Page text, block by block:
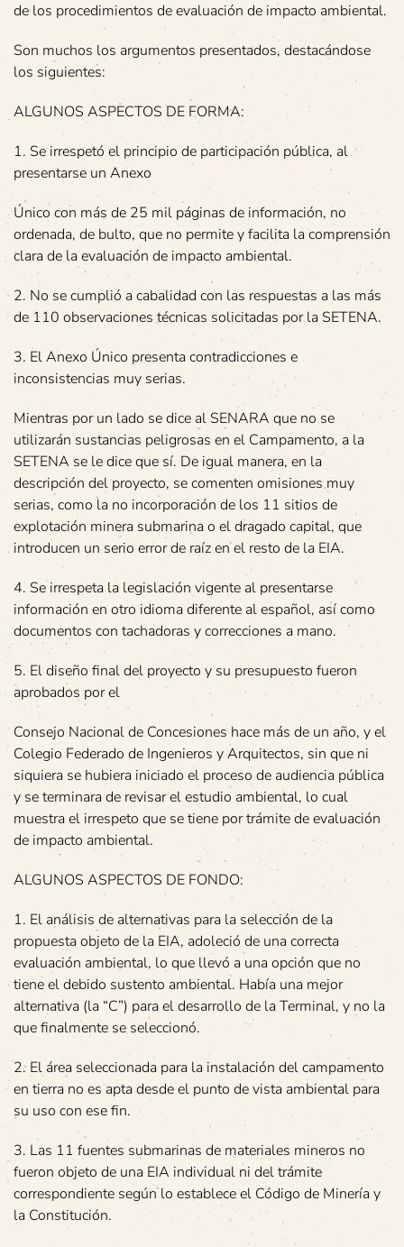
de los procedimientos de evaluación de impacto ambiental.
Son muchos los argumentos presentados, destacándose
los siguientes:
ALGUNOS ASPECTOS DE FORMA:
1. Se irrespetó el principio de participación pública, al
presentarse un Anexo
Único con más de 25 mil páginas de información, no
ordenada, de bulto, que no permite y facilita la comprensión
clara de la evaluación de impacto ambiental.
2. No se cumplió a cabalidad con las respuestas a las más
de 110 observaciones técnicas solicitadas por la SETENA.
3. El Anexo Único presenta contradicciones e
inconsistencias muy serias.
Mientras por un lado se dice al SENARA que no se
utilizarán sustancias peligrosas en el Campamento, a la
SETENA se le dice que sí. De igual manera, en la
descripción del proyecto, se comenten omisiones muy
serias, como la no incorporación de los 11 sitios de
explotación minera submarina o el dragado capital, que
introducen un serio error de raíz en el resto de la EIA.
4. Se irrespeta la legislación vigente al presentarse
información en otro idioma diferente al español, así como
documentos con tachadoras y correcciones a mano.
5. El diseño final del proyecto y su presupuesto fueron
aprobados por el
Consejo Nacional de Concesiones hace más de un año, y el
Colegio Federado de Ingenieros y Arquitectos, sin que ni
siquiera se hubiera iniciado el proceso de audiencia pública
y se terminara de revisar el estudio ambiental, lo cual
muestra el irrespeto que se tiene por trámite de evaluación
de impacto ambiental.
ALGUNOS ASPECTOS DE FONDO:
1. El análisis de alternativas para la selección de la
propuesta objeto de la EIA, adoleció de una correcta
evaluación ambiental, lo que llevó a una opción que no
tiene el debido sustento ambiental. Había una mejor
alternativa (la “C”) para el desarrollo de la Terminal, y no la
que finalmente se seleccionó.
2. El área seleccionada para la instalación del campamento
en tierra no es apta desde el punto de vista ambiental para
su uso con ese fin.
3. Las 11 fuentes submarinas de materiales mineros no
fueron objeto de una EIA individual ni del trámite
correspondiente según lo establece el Código de Minería y
la Constitución.